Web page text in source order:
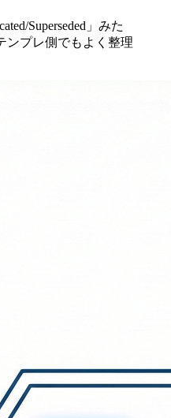
Superseded」みた
ンプレ側でもよく整理